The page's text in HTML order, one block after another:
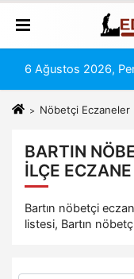
6 Ağustos 2026,
Nöbetçi Eczaneler
BARTIN
İLÇE
Bartın nöbetçi
listesi, Bartın